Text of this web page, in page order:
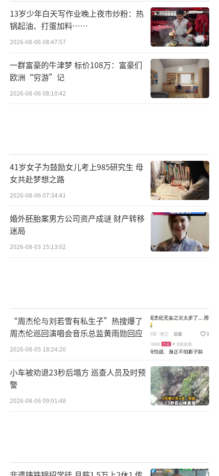
13岁少年白天写作业晚上夜市炒粉：热
锅起油、打蛋加料……
2026-08-06 08:47:57
一群富豪的牛津梦 标价108万：富豪们
欧洲“穷游”记
2026-08-06 08:10:42
41岁女子为鼓励女儿考上985研究生 母
女共赴梦想之路
2026-08-06 07:34:41
婚外胚胎案男方公司资产成谜 财产转移
迷局
2026-08-03 15:13:02
“周杰伦与刘若雪有私生子”热搜爆了
周杰伦巡回演唱会音乐总监黄雨勋回应
2026-08-05 18:24:20
小车被劝退23秒后塌方 巡查人员及时预
警
2026-08-06 09:01:48